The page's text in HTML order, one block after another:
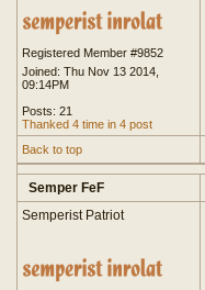
Registered Member #9852
Joined: Thu Nov 13 2014,
09:14PM
Posts: 21
Thanked 4 time in 4 post
Back to top
Semper FeF
Semperist Patriot